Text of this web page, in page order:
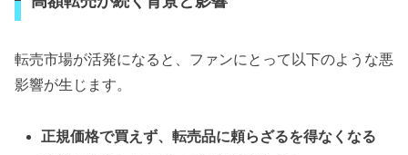
転売市場が活発になると、ファンにとって以下のような悪
影響が生じます。
正規価格で買えず、転売品に頼らざるを得なくなる